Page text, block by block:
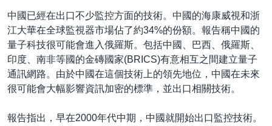
中國已經在出口不少監控方面的技術。中國的海康威視和浙
江大華在全球監視器市場佔了約34%的份額。報告稱中國的
量子科技很可能會進入俄羅斯。包括中國、巴西、俄羅斯、
印度、南非等國的金磚國家(BRICS)有意相互之間建立量子
通訊網路。由於中國在這個技術上的領先地位，中國在未來
很可能會大幅影響資訊加密的標準，並出口相關技術。
報告指出，早在2000年代中期，中國就開始出口監控技術。